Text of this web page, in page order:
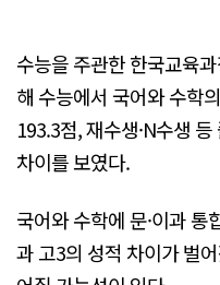
수능을 주관한 한국교육
해 수능에서 국어와 수학
193.3점, 재수생·N수생
차이를 보였다.
국어와 수학에 문·이과
과 고3의 성적 차이가 벌